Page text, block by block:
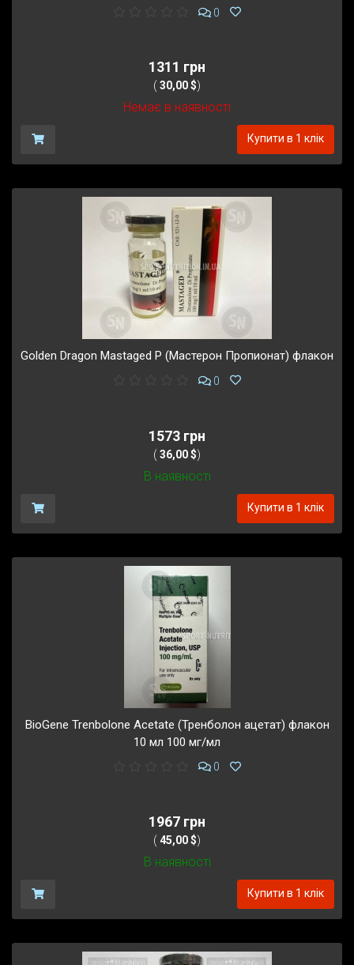
0
1311 грн
( 30,00 $)
Немає в наявності
Купити в 1 клік
Golden Dragon Mastaged P (Мастерон Пропионат) флакон
0
1573 грн
( 36,00 $)
В наявності
Купити в 1 клік
BioGene Trenbolone Acetate (Тренболон ацетат) флакон
10 мл 100 мг/мл
0
1967 грн
( 45,00 $)
В наявності
Купити в 1 клік